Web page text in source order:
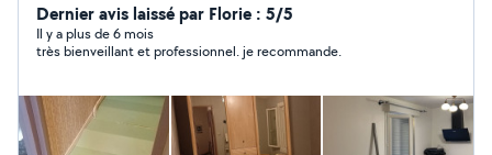
débroussaillage/ petit élagage Taille de haie Pour plus
de photo n'hésitez pas à m'en faire la demande
Dernier avis laissé par Florie : 5/5
Il y a plus de 6 mois
très bienveillant et professionnel. je recommande.